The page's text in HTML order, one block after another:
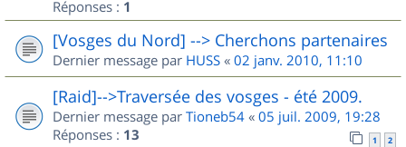
Réponses : 1
[Vosges du Nord] --> Cherchons partenaires
Dernier message par HUSS « 02 janv. 2010, 11:10
[Raid]-->Traversée des vosges - été 2009.
Dernier message par Tioneb54 « 05 juil. 2009, 19:28
Réponses : 13 1 2